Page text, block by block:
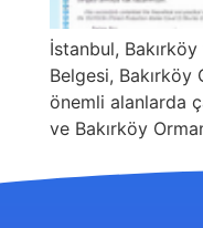
İstanbul,
Belgesi,
önemli alanlarda
ve Bakırköy